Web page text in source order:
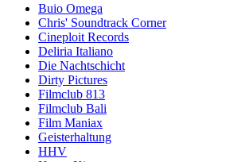
Buio Omega
Chris' Soundtrack Corner
Cineploit Records
Deliria Italiano
Die Nachtschicht
Dirty Pictures
Filmclub 813
Filmclub Bali
Film Maniax
Geisterhaltung
HHV